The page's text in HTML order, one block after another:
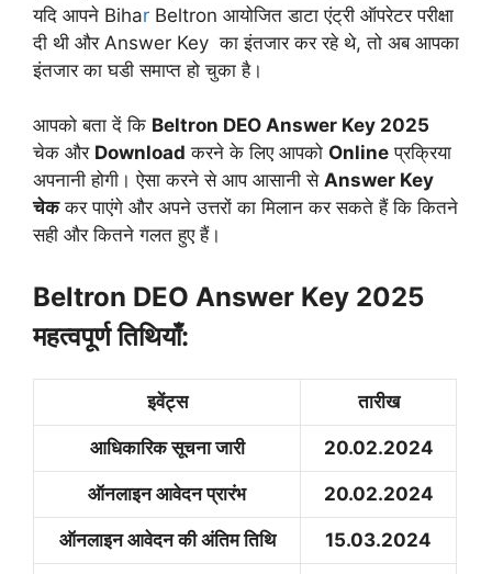
यदि आपने Bihar Beltron आयोजित डाटा एंट्री ऑपरेटर परीक्षा
दी थी और Answer Key का इंतजार कर रहे थे, तो अब आपका
इंतजार का घडी समाप्त हो चुका है।
आपको बता दें कि Beltron DEO Answer Key 2025
चेक और Download करने के लिए आपको Online प्रक्रिया
अपनानी होगी। ऐसा करने से आप आसानी से Answer Key
चेककर पाएंगे और अपने उत्तरों का मिलान कर सकते हैं कि कितने
सही और कितने गलत हुए हैं।
Beltron DEO Answer Key 2025
महत्वपूर्ण तिथियाँ:
इवेंट्स तारीख
आधिकारिक सूचना जारी 20.02.2024
ऑनलाइन आवेदन प्रारंभ 20.02.2024
ऑनलाइन आवेदन की अंतिम तिथि 15.03.2024